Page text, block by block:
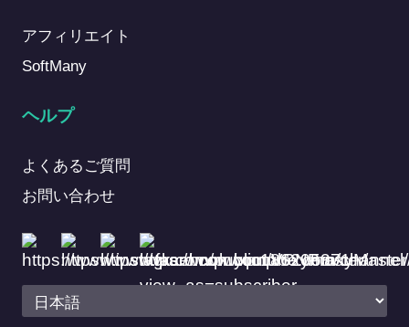
アフィリエイト
SoftMany
ヘルプ
よくあるご質問
お問い合わせ